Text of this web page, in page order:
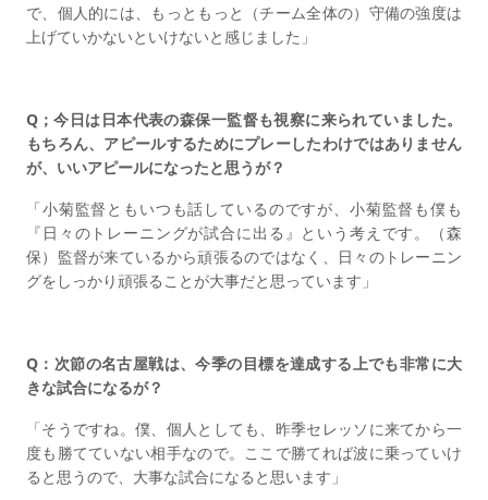
で、個人的には、もっともっと（チーム全体の）守備の強度は
上げていかないといけないと感じました」
Q；今日は日本代表の森保一監督も視察に来られていました。
もちろん、アピールするためにプレーしたわけではありません
が、いいアピールになったと思うが？
「小菊監督ともいつも話しているのですが、小菊監督も僕も
『日々のトレーニングが試合に出る』という考えです。（森
保）監督が来ているから頑張るのではなく、日々のトレーニン
グをしっかり頑張ることが大事だと思っています」
Q：次節の名古屋戦は、今季の目標を達成する上でも非常に大
きな試合になるが？
「そうですね。僕、個人としても、昨季セレッソに来てから一
度も勝てていない相手なので。ここで勝てれば波に乗っていけ
ると思うので、大事な試合になると思います」